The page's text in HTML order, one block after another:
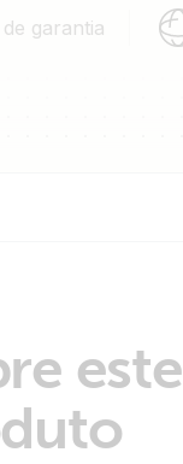
garantia
este